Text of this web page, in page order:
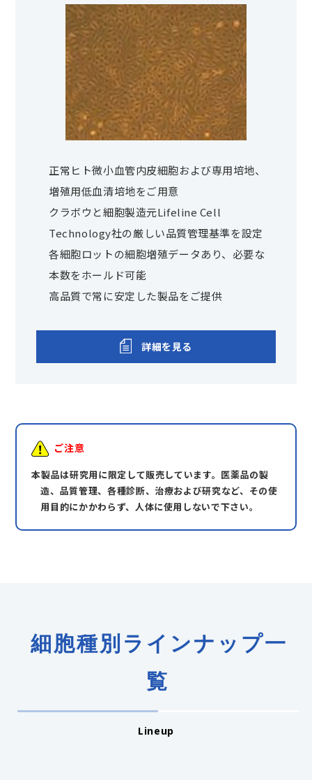
正常ヒト微小血管内皮細胞および専用培地、
増殖用低血清培地をご用意
クラボウと細胞製造元Lifeline Cell
Technology社の厳しい品質管理基準を設定
各細胞ロットの細胞増殖データあり、必要な
本数をホールド可能
高品質で常に安定した製品をご提供
詳細を見る
ご注意
本製品は研究用に限定して販売しています。医薬品の製
造、品質管理、各種診断、治療および研究など、その使
用目的にかかわらず、人体に使用しないで下さい。
細胞種別ラインナップ一
覧
Lineup